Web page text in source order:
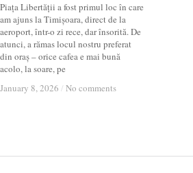
Piața Libertății a fost primul loc în care
am ajuns la Timișoara, direct de la
aeroport, într-o zi rece, dar însorită. De
atunci, a rămas locul nostru preferat
din oraș – orice cafea e mai bună
acolo, la soare, pe
January 8, 2026 / No comments
January 8, 2026 / No comments